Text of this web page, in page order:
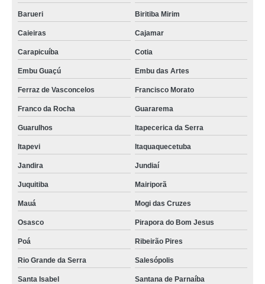
Barueri Biritiba Mirim
Caieiras Cajamar
Carapicuíba Cotia
Embu Guaçú Embu das Artes
Ferraz de Vasconcelos Francisco Morato
Franco da Rocha Guararema
Guarulhos Itapecerica da Serra
Itapevi Itaquaquecetuba
Jandira Jundiaí
Juquitiba Mairiporã
Mauá Mogi das Cruzes
Osasco Pirapora do Bom Jesus
Poá Ribeirão Pires
Rio Grande da Serra Salesópolis
Santa Isabel Santana de Parnaíba